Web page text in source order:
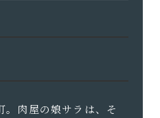
。肉屋の娘サラは、そ